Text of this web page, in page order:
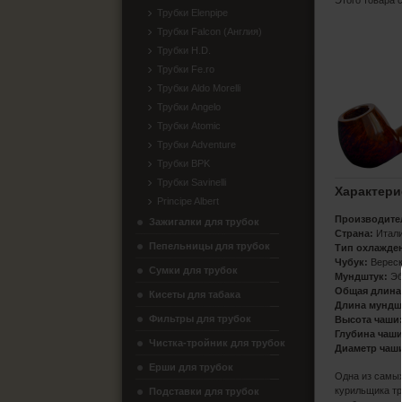
Страна:
Тип
Чубук:
Мундштук:
Общая длина
Длина
Высота чаши:
Глубина чаши:
Диаметр
Одна из
курильщика
Трубки Elenpipe
Трубки Falcon (Англия)
Трубки H.D.
Трубки Fe.ro
Трубки Aldo Morelli
Трубки Angelo
Трубки Atomic
Трубки Adventure
Трубки BPK
Трубки Savinelli
Principe Albert
Зажигалки для трубок
Пепельницы для трубок
Сумки для трубок
Кисеты для табака
Фильтры для трубок
Чистка-тройник для трубок
Ерши для трубок
Подставки для трубок